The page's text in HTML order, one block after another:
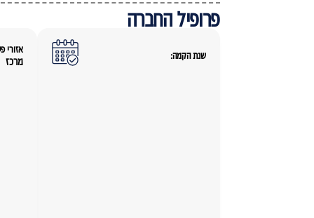
פרופיל החברה
שנת הקמה:
אזורי
מרכז